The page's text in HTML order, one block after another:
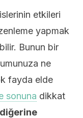
etkileri
yapmak
Bunun bir
ne
fayda elde
sonuna dikkat